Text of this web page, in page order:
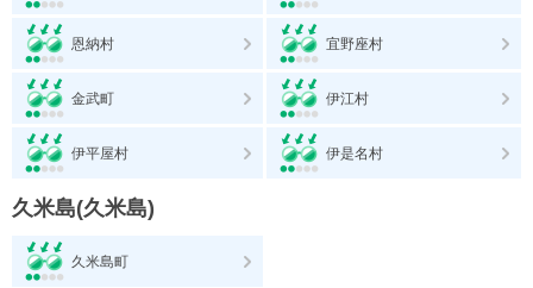
恩納村 宜野座村
金武町 伊江村
伊平屋村 伊是名村
久米島(久米島)
久米島町